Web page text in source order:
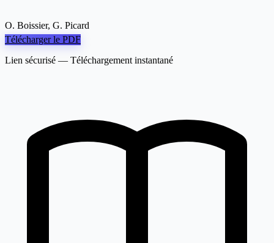
O. Boissier, G. Picard
Télécharger le PDF
Lien sécurisé — Téléchargement instantané